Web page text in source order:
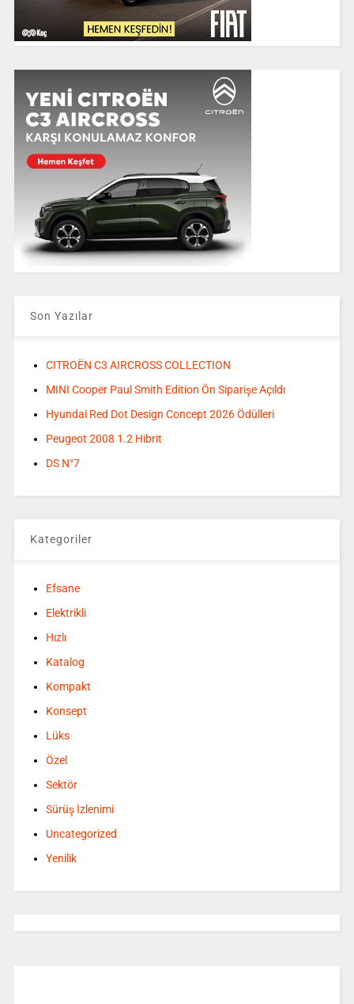
Son Yazılar
CITROËN C3 AIRCROSS COLLECTION
MINI Cooper Paul Smith Edition Ön Siparişe Açıldı
Hyundai Red Dot Design Concept 2026 Ödülleri
Peugeot 2008 1.2 Hibrit
DS N°7
Kategoriler
Efsane
Elektrikli
Hızlı
Katalog
Kompakt
Konsept
Lüks
Özel
Sektör
Sürüş İzlenimi
Uncategorized
Yenilik